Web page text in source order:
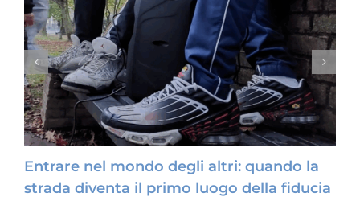
Entrare nel mondo degli altri: quando la
strada diventa il primo luogo della fiducia